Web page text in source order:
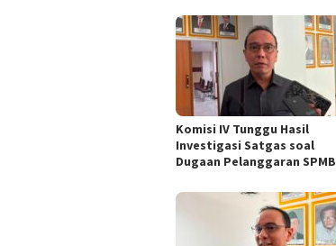
Komisi IV Tunggu Hasil
Investigasi Satgas soal
Dugaan Pelanggaran SPMB